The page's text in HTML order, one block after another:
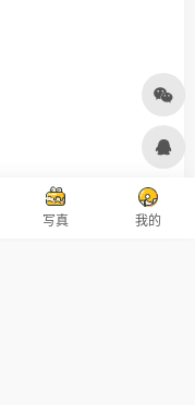
写真 我的
Designed by 设计资源